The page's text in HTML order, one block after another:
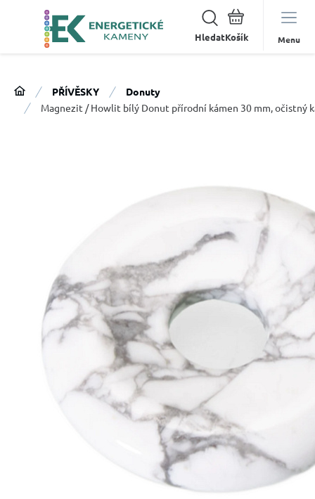
Hledat Menu
PŘÍVĚSKY
Donuty
Magnezit / Howlit bílý Donut přírodní kámen 30 mm, očistný